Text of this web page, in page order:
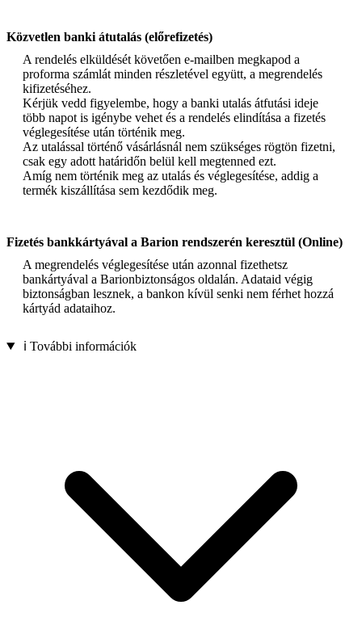
Közvetlen banki átutalás (előrefizetés)
A rendelés elküldését követően e-mailben megkapod a
proforma számlát minden részletével együtt, a megrendelés
kifizetéséhez.
Kérjük vedd figyelembe, hogy a banki utalás átfutási ideje
több napot is igénybe vehet és a rendelés elindítása a fizetés
véglegesítése után történik meg.
Az utalással történő vásárlásnál nem szükséges rögtön fizetni,
csak egy adott határidőn belül kell megtenned ezt.
Amíg nem történik meg az utalás és véglegesítése, addig a
termék kiszállítása sem kezdődik meg.
Fizetés bankkártyával a Barion rendszerén keresztül (Online)
A megrendelés véglegesítése után azonnal fizethetsz
bankártyával a Barionbiztonságos oldalán. Adataid végig
biztonságban lesznek, a bankon kívül senki nem férhet hozzá
kártyád adataihoz.
ℹ️ További információk